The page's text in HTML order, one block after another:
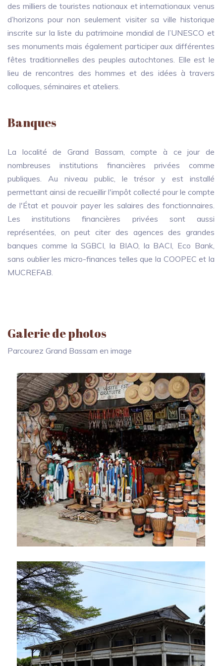
des milliers de touristes nationaux et internationaux venus
d’horizons pour non seulement visiter sa ville historique
inscrite sur la liste du patrimoine mondial de l’UNESCO et
ses monuments mais également participer aux différentes
fêtes traditionnelles des peuples autochtones. Elle est le
lieu de rencontres des hommes et des idées à travers
colloques, séminaires et ateliers.
Banques
La localité de Grand Bassam, compte à ce jour de
nombreuses institutions financières privées comme
publiques. Au niveau public, le trésor y est installé
permettant ainsi de recueillir l'impôt collecté pour le compte
de l'État et pouvoir payer les salaires des fonctionnaires.
Les institutions financières privées sont aussi
représentées, on peut citer des agences des grandes
banques comme la SGBCI, la BIAO, la BACI, Eco Bank,
sans oublier les micro-finances telles que la COOPEC et la
MUCREFAB.
Galerie de photos
Parcourez Grand Bassam en image